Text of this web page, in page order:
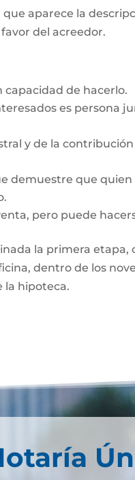
aparece la
del acreedor.
capacidad de hacerlo.
es persona
y de la
demuestre que
pero puede
la primera etapa,
dentro de los
la hipoteca.